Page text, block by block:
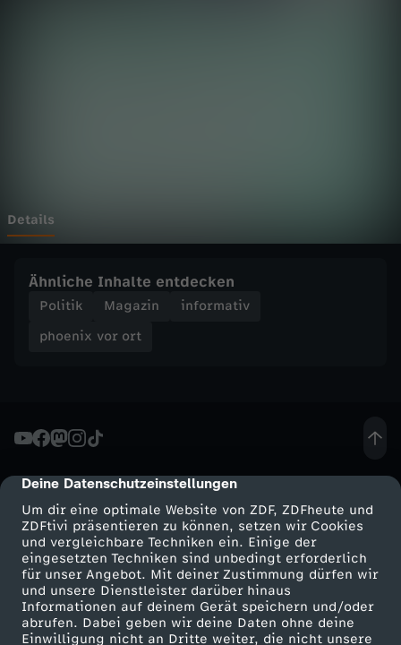
cmp-dialog-description
Deine Datenschutzeinstellungen
Um dir eine optimale Website von ZDF, ZDFheute und
ZDFtivi präsentieren zu können, setzen wir Cookies
und vergleichbare Techniken ein. Einige der
eingesetzten Techniken sind unbedingt erforderlich
für unser Angebot. Mit deiner Zustimmung dürfen wir
und unsere Dienstleister darüber hinaus
Informationen auf deinem Gerät speichern und/oder
abrufen. Dabei geben wir deine Daten ohne deine
Einwilligung nicht an Dritte weiter, die nicht unsere
t
G
n
e
s
t
e
Details
Ähnliche Inhalte entdecken
Politik Magazin
informativ
phoenix vor ort
Mehr ZDF
ZDF-Apps
Service
ZDFmitreden